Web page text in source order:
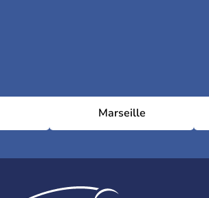
Marseille